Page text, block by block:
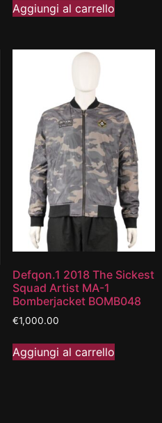
Aggiungi al carrello
Defqon.1 2018 The Sickest
Squad Artist MA-1
Bomberjacket BOMB048
€1,000.00
Aggiungi al carrello